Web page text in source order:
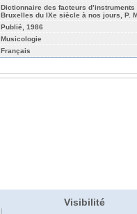
Dictionnaire des facteurs
Bruxelles du IXe siècle à nos jours, P.
Publié, 1986
Musicologie
Français
Visibilité